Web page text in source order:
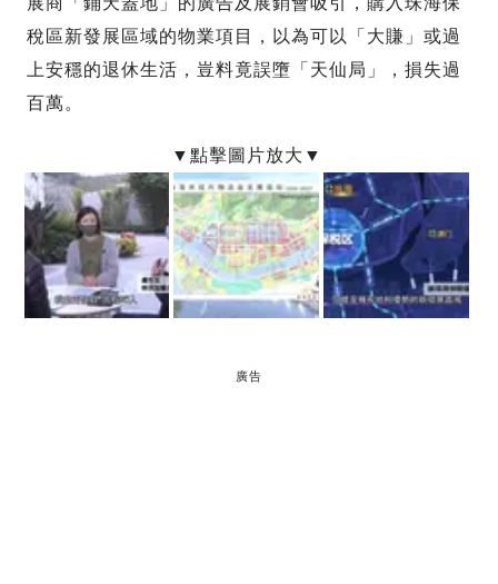
稅區新發展區域的物業項目，以為可以「大賺」或過
上安穩的退休生活，豈料竟誤墮「天仙局」，損失過
百萬。
廣告